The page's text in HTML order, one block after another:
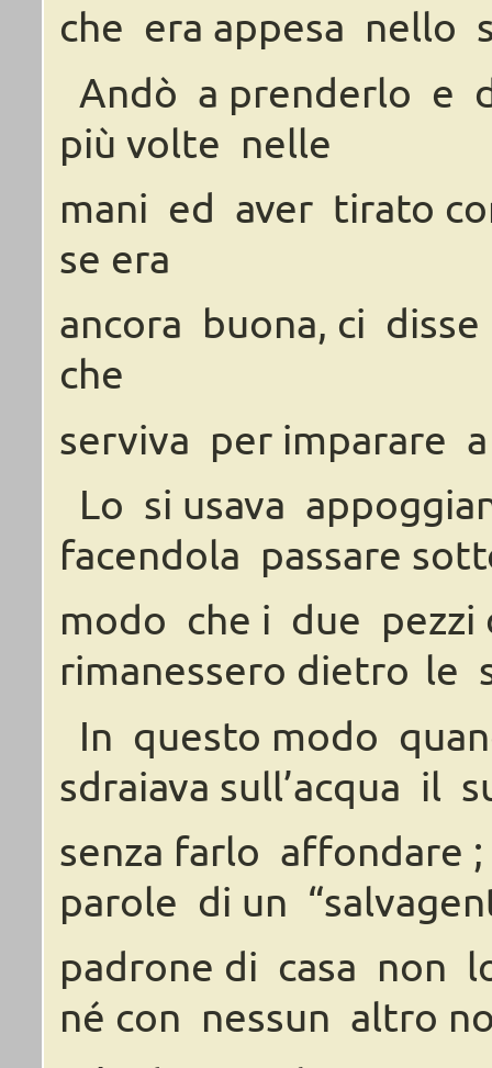
che era appesa nello
Andò a prenderlo e
più volte nelle
mani ed aver tirato
se era
ancora buona, ci disse
che
serviva per imparare
Lo si usava
facendola passare
modo che i due pezzi
rimanessero dietro le
In questo modo
sdraiava sull’acqua il
senza farlo affondare ;
parole di un
padrone di casa non
né con nessun altro